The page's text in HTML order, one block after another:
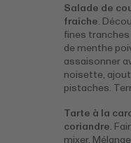
Salade de
fraîche.
fines tranches
de menthe
assaisonner
noisette,
pistaches.
Tarte à la
coriandre.
mixer.